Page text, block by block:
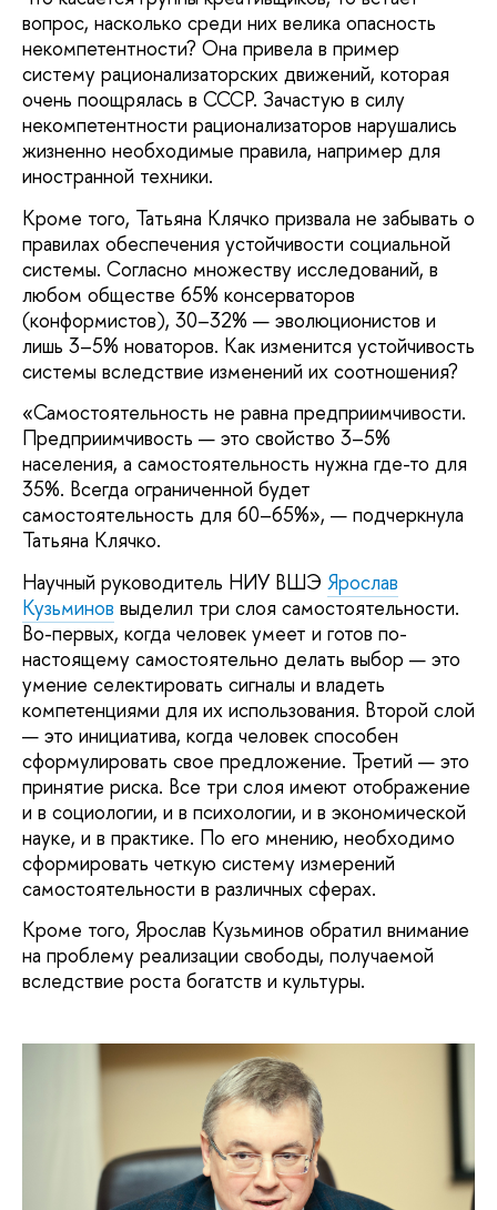
вопрос, насколько среди них велика опасность
некомпетентности? Она привела в пример
систему рационализаторских движений, которая
очень поощрялась в СССР. Зачастую в силу
некомпетентности рационализаторов нарушались
жизненно необходимые правила, например для
иностранной техники.
Кроме того, Татьяна Клячко призвала не забывать о
правилах обеспечения устойчивости социальной
системы. Согласно множеству исследований, в
любом обществе 65% консерваторов
(конформистов), 30–32% — эволюционистов и
лишь 3–5% новаторов. Как изменится устойчивость
системы вследствие изменений их соотношения?
«Самостоятельность не равна предприимчивости.
Предприимчивость — это свойство 3–5%
населения, а самостоятельность нужна где-то для
35%. Всегда ограниченной будет
самостоятельность для 60–65%», — подчеркнула
Татьяна Клячко.
Научный руководитель НИУ ВШЭ Ярослав
Кузьминов выделил три слоя самостоятельности.
Во-первых, когда человек умеет и готов по-
настоящему самостоятельно делать выбор — это
умение селектировать сигналы и владеть
компетенциями для их использования. Второй слой
— это инициатива, когда человек способен
сформулировать свое предложение. Третий — это
принятие риска. Все три слоя имеют отображение
и в социологии, и в психологии, и в экономической
науке, и в практике. По его мнению, необходимо
сформировать четкую систему измерений
самостоятельности в различных сферах.
Кроме того, Ярослав Кузьминов обратил внимание
на проблему реализации свободы, получаемой
вследствие роста богатств и культуры.